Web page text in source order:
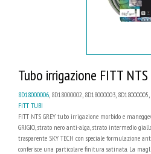
Tubo irrigazione FITT NTS
8D18000006 , 8D18000002, 8D18000003,
FITT TUBI
FITT NTS GREY tubo irrigazione morbido e
GRIGIO, strato nero anti-alga, strato intermedio
trasparente SKY TECH con speciale formulazione
conferisce una particolare finitura satinata. La